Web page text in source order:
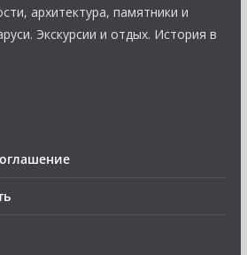
архитектура, памятники и
Экскурсии и отдых. История в